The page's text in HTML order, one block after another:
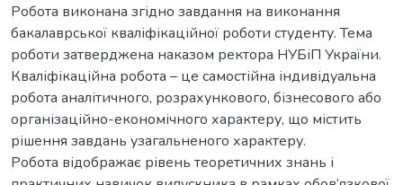
Робота виконана згідно завдання на виконання
бакалаврської кваліфікаційної роботи студенту. Тема
роботи затверджена наказом ректора НУБіП України.
Кваліфікаційна робота – це самостійна індивідуальна
робота аналітичного, розрахункового, бізнесового або
організаційно-економічного характеру, що містить
рішення завдань узагальненого характеру.
Робота відображає рівень теоретичних знань і